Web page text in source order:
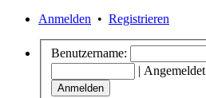
Anmelden • Registrieren
Benutzername:
|